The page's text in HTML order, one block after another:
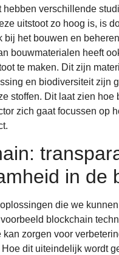
hebben verschillende
uitstoot zo hoog is, is
bij het bouwen en
bouwmaterialen heeft
te maken. Dit zijn
en biodiversiteit zijn
stoffen. Dit laat zien hoe
zich gaat focussen op
in de
die we
blockchain
zorgen voor
dit uiteindelijk wordt